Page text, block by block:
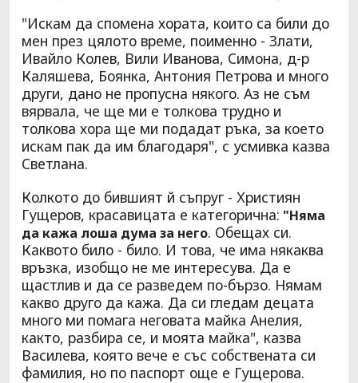
"Искам да спомена хората, които са били до
мен през цялото време, поименно - Злати,
Ивайло Колев, Вили Иванова, Симона, д-р
Каляшева, Боянка, Антония Петрова и много
други, дано не пропусна някого. Аз не съм
вярвала, че ще ми е толкова трудно и
толкова хора ще ми подадат ръка, за което
искам пак да им благодаря", с усмивка казва
Светлана.
Колкото до бившият й съпруг - Християн
Гущеров, красавицата е категорична: "Няма
да кажа лоша дума за него. Обещах си.
Каквото било - било. И това, че има някаква
връзка, изобщо не ме интересува. Да е
щастлив и да се разведем по-бързо. Нямам
какво друго да кажа. Да си гледам децата
много ми помага неговата майка Анелия,
както, разбира се, и моята майка", казва
Василева, която вече е със собствената си
фамилия, но по паспорт още е Гущерова.